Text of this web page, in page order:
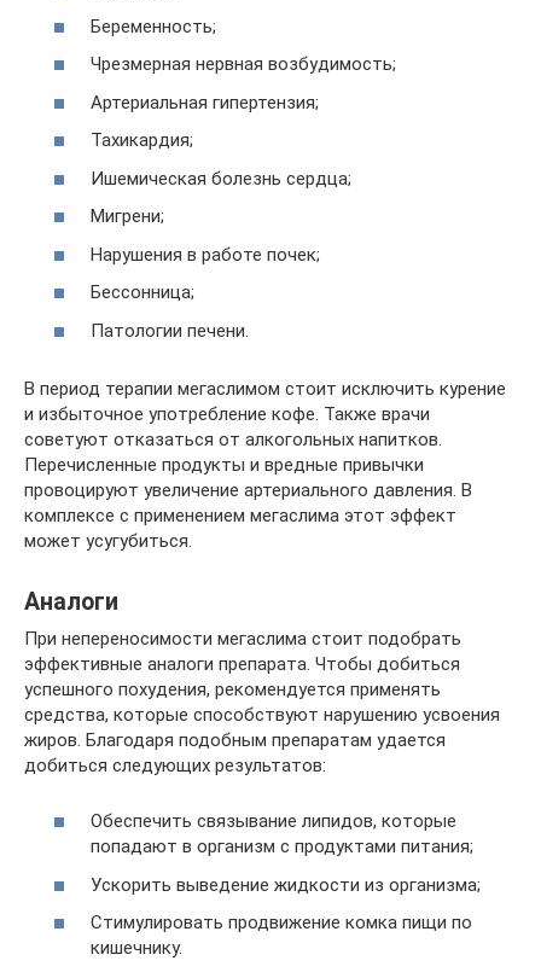
Беременность;
Чрезмерная нервная возбудимость;
Артериальная гипертензия;
Тахикардия;
Ишемическая болезнь сердца;
Мигрени;
Нарушения в работе почек;
Бессонница;
Патологии печени.
В период терапии мегаслимом стоит исключить курение
и избыточное употребление кофе. Также врачи
советуют отказаться от алкогольных напитков.
Перечисленные продукты и вредные привычки
провоцируют увеличение артериального давления. В
комплексе с применением мегаслима этот эффект
может усугубиться.
Аналоги
При непереносимости мегаслима стоит подобрать
эффективные аналоги препарата. Чтобы добиться
успешного похудения, рекомендуется применять
средства, которые способствуют нарушению усвоения
жиров. Благодаря подобным препаратам удается
добиться следующих результатов:
Обеспечить связывание липидов, которые
попадают в организм с продуктами питания;
Ускорить выведение жидкости из организма;
Стимулировать продвижение комка пищи по
кишечнику.